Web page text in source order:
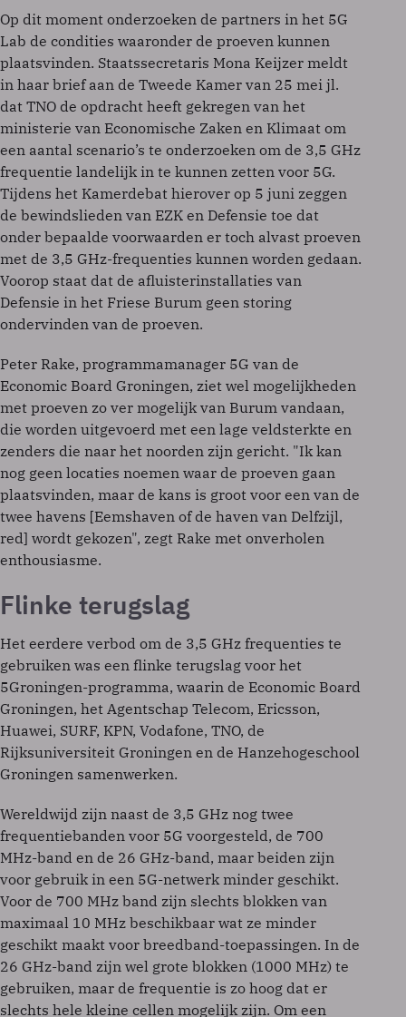
Op dit moment onderzoeken de partners in het 5G
Lab de condities waaronder de proeven kunnen
plaatsvinden. Staatssecretaris Mona Keijzer meldt
in haar brief aan de Tweede Kamer van 25 mei jl.
dat TNO de opdracht heeft gekregen van het
ministerie van Economische Zaken en Klimaat om
een aantal scenario’s te onderzoeken om de 3,5 GHz
frequentie landelijk in te kunnen zetten voor 5G.
Tijdens het Kamerdebat hierover op 5 juni zeggen
de bewindslieden van EZK en Defensie toe dat
onder bepaalde voorwaarden er toch alvast proeven
met de 3,5 GHz-frequenties kunnen worden gedaan.
Voorop staat dat de afluisterinstallaties van
Defensie in het Friese Burum geen storing
ondervinden van de proeven.
Peter Rake, programmamanager 5G van de
Economic Board Groningen, ziet wel mogelijkheden
met proeven zo ver mogelijk van Burum vandaan,
die worden uitgevoerd met een lage veldsterkte en
zenders die naar het noorden zijn gericht. "Ik kan
nog geen locaties noemen waar de proeven gaan
plaatsvinden, maar de kans is groot voor een van de
twee havens [Eemshaven of de haven van Delfzijl,
red] wordt gekozen", zegt Rake met onverholen
enthousiasme.
Flinke terugslag
Het eerdere verbod om de 3,5 GHz frequenties te
gebruiken was een flinke terugslag voor het
5Groningen-programma, waarin de Economic Board
Groningen, het Agentschap Telecom, Ericsson,
Huawei, SURF, KPN, Vodafone, TNO, de
Rijksuniversiteit Groningen en de Hanzehogeschool
Groningen samenwerken.
Wereldwijd zijn naast de 3,5 GHz nog twee
frequentiebanden voor 5G voorgesteld, de 700
MHz-band en de 26 GHz-band, maar beiden zijn
voor gebruik in een 5G-netwerk minder geschikt.
Voor de 700 MHz band zijn slechts blokken van
maximaal 10 MHz beschikbaar wat ze minder
geschikt maakt voor breedband-toepassingen. In de
26 GHz-band zijn wel grote blokken (1000 MHz) te
gebruiken, maar de frequentie is zo hoog dat er
slechts hele kleine cellen mogelijk zijn. Om een